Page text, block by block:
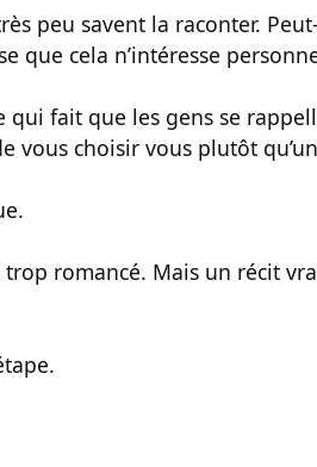
peu savent la raconter.
que cela n’intéresse
fait que les gens se
vous choisir vous plutôt
romancé. Mais un récit